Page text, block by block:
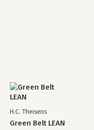
H.C. Theisens
Green Belt LEAN